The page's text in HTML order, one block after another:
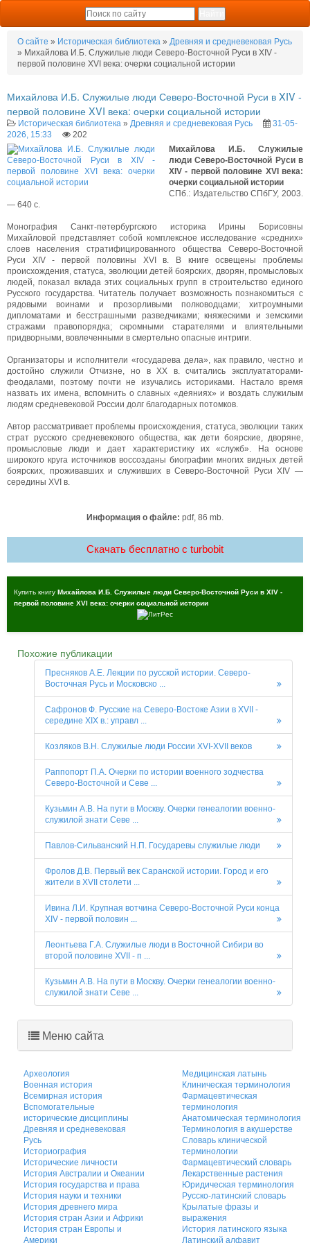
О сайте » Историческая библиотека » Древняя и средневековая Русь
» Михайлова И.Б. Служилые люди Северо-Восточной Руси в XIV -
первой половине XVI века: очерки социальной истории
Михайлова И.Б. Служилые люди Северо-Восточной Руси в XIV -
первой половине XVI века: очерки социальной истории
Историческая библиотека » Древняя и средневековая Русь
31-05-
2026, 15:33
202
Михайлова И.Б. Служилые
люди Северо-Восточной Руси в
XIV - первой половине XVI века:
очерки социальной истории
СПб.: Издательство СПбГУ, 2003.
— 640 c.
Монография Санкт-петербургского историка Ирины Борисовны
Михайловой представляет собой комплексное исследование «средних»
слоев населения стратифицированного общества Северо-Восточной
Руси XIV - первой половины XVI в. В книге освещены проблемы
происхождения, статуса, эволюции детей боярских, дворян, промысловых
людей, показал вклада этих социальных групп в строительство единого
Русского государства. Читатель получает возможность познакомиться с
рядовыми воинами и прозорливыми полководцами; хитроумными
дипломатами и бесстрашными разведчиками; княжескими и земскими
стражами правопорядка; скромными старателями и влиятельными
придворными, вовлеченными в смертельно опасные интриги.
Организаторы и исполнители «государева дела», как правило, честно и
достойно служили Отчизне, но в XX в. считались эксплуататорами-
феодалами, поэтому почти не изучались историками. Настало время
назвать их имена, вспомнить о славных «деяниях» и воздать служилым
людям средневековой России долг благодарных потомков.
Автор рассматривает проблемы происхождения, статуса, эволюции таких
страт русского средневекового общества, как дети боярские, дворяне,
промысловые люди и дает характеристику их «служб». На основе
широкого круга источников воссозданы биографии многих видных детей
боярских, проживавших и служивших в Северо-Восточной Руси XIV —
середины XVI в.
Информация о файле: pdf, 86 mb.
Скачать бесплатно c turbobit
Купить книгу Михайлова И.Б. Служилые люди Северо-Восточной Руси в XIV -
первой половине XVI века: очерки социальной истории
Похожие публикации
Пресняков А.Е. Лекции по русской истории. Северо-
Восточная Русь и Московско ...
Сафронов Ф. Русские на Северо-Востоке Азии в XVII -
середине XIX в.: управл ...
Козляков В.Н. Служилые люди России XVI-XVII веков
Раппопорт П.А. Очерки по истории военного зодчества
Северо-Восточной и Севе ...
Кузьмин А.В. На пути в Москву. Очерки генеалогии военно-
служилой знати Севе ...
Павлов-Сильванский Н.П. Государевы служилые люди
Фролов Д.В. Первый век Саранской истории. Город и его
жители в XVII столети ...
Ивина Л.И. Крупная вотчина Северо-Восточной Руси конца
XIV - первой половин ...
Леонтьева Г.А. Служилые люди в Восточной Сибири во
второй половине XVII - п ...
Кузьмин А.В. На пути в Москву. Очерки генеалогии военно-
служилой знати Севе ...
Меню сайта
Археология
Военная история
Всемирная история
Вспомогательные
исторические дисциплины
Древняя и средневековая
Русь
Историография
Исторические личности
История Австралии и Океании
История государства и права
История науки и техники
История древнего мира
История стран Азии и Африки
История стран Европы и
Америки
Медицинская латынь
Клиническая терминология
Фармацевтическая
терминология
Анатомическая терминология
Терминология в акушерстве
Словарь клинической
терминологии
Фармацевтический словарь
Лекарственные растения
Юридическая терминология
Русско-латинский словарь
Крылатые фразы и
выражения
История латинского языка
Латинский алфавит